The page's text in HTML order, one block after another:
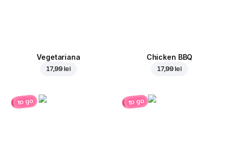
Vegetariana
17,99 lei
Chicken BBQ
17,99 lei
to go to go